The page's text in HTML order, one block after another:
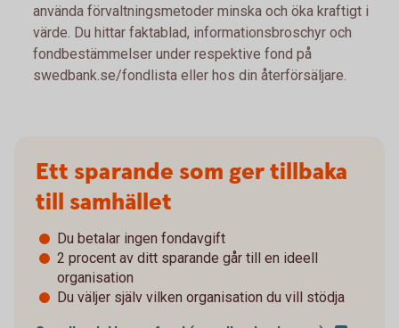
använda förvaltningsmetoder minska och öka kraftigt i
värde. Du hittar faktablad, informationsbroschyr och
fondbestämmelser under respektive fond på
swedbank.se/fondlista eller hos din återförsäljare.
Ett sparande som ger tillbaka
till samhället
Du betalar ingen fondavgift
2 procent av ditt sparande går till en ideell
organisation
Du väljer själv vilken organisation du vill stödja